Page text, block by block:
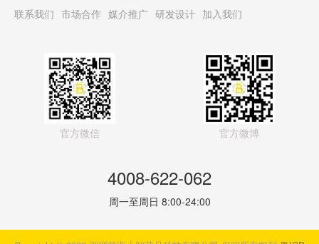
联系我们 市场合作 媒介推广 研发设计 加入我们
官方微信 官方微博
4008-622-062
周一至周日 8:00-24:00